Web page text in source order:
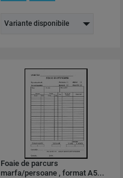
Variante disponibile
Foaie de parcurs
marfa/persoane , format A5...